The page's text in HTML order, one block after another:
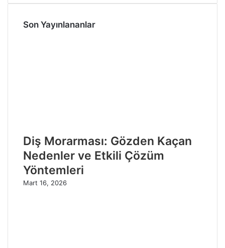
Son Yayınlananlar
Diş Morarması: Gözden Kaçan
Nedenler ve Etkili Çözüm
Yöntemleri
Mart 16, 2026